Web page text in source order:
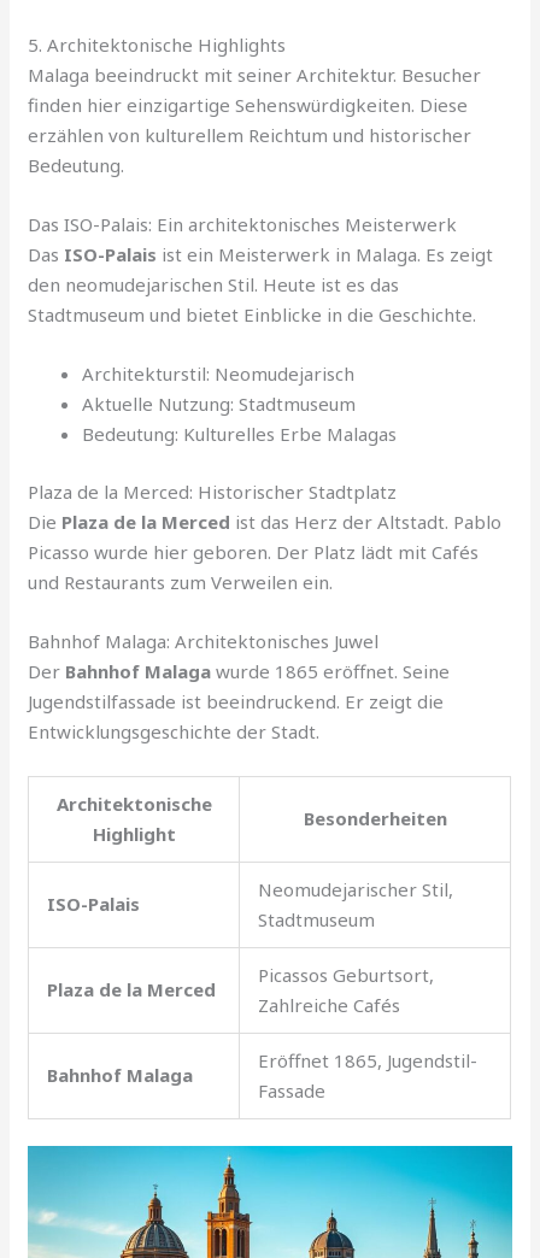
5. Architektonische Highlights
Malaga beeindruckt mit seiner Architektur. Besucher
finden hier einzigartige Sehenswürdigkeiten. Diese
erzählen von kulturellem Reichtum und historischer
Bedeutung.
Das ISO-Palais: Ein architektonisches Meisterwerk
Das ISO-Palais ist ein Meisterwerk in Malaga. Es zeigt
den neomudejarischen Stil. Heute ist es das
Stadtmuseum und bietet Einblicke in die Geschichte.
Architekturstil: Neomudejarisch
Aktuelle Nutzung: Stadtmuseum
Bedeutung: Kulturelles Erbe Malagas
Plaza de la Merced: Historischer Stadtplatz
Die Plaza de la Merced ist das Herz der Altstadt. Pablo
Picasso wurde hier geboren. Der Platz lädt mit Cafés
und Restaurants zum Verweilen ein.
Bahnhof Malaga: Architektonisches Juwel
Der Bahnhof Malaga wurde 1865 eröffnet. Seine
Jugendstilfassade ist beeindruckend. Er zeigt die
Entwicklungsgeschichte der Stadt.
Architektonische
Highlight
Besonderheiten
ISO-Palais
Neomudejarischer Stil,
Stadtmuseum
Plaza de la Merced
Picassos Geburtsort,
Zahlreiche Cafés
Bahnhof Malaga
Eröffnet 1865, Jugendstil-
Fassade